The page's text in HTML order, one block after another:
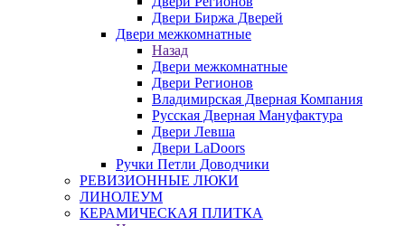
Двери Биржа Дверей
Двери межкомнатные
Назад
Двери межкомнатные
Двери Регионов
Владимирская Дверная Компания
Русская Дверная Мануфактура
Двери Левша
Двери LaDoors
Ручки Петли Доводчики
РЕВИЗИОННЫЕ ЛЮКИ
ЛИНОЛЕУМ
КЕРАМИЧЕСКАЯ ПЛИТКА